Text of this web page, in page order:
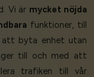
Vi är mycket nöjda
funktioner, till
att byta enhet utan
till och med att
trafiken till vår